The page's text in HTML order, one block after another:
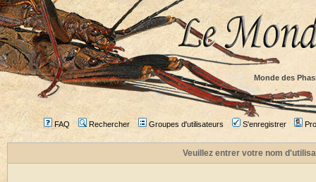
Monde des
FAQ Rechercher Groupes d'utilisateurs S'enregistrer
Veuillez entrer votre nom